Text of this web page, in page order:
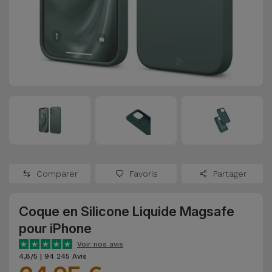
Samsung
Oppo
OnePlus
Dyson
TCL
Samsungs
Reconditionnés
Reconditionnés
Reconditionnées
Voir
tout
Coques et
Protections
Batteries
Externes
et
Enceintes
Montres
Comparer Favoris Partager
Coque en Silicone Liquide Magsafe
pour iPhone
Voir nos avis
4,8/5 | 94 245 Avis